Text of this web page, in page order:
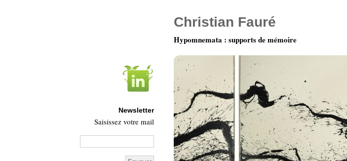
Christian Fauré
Hypomnemata : supports de mémoire
Newsletter
Saisissez votre mail